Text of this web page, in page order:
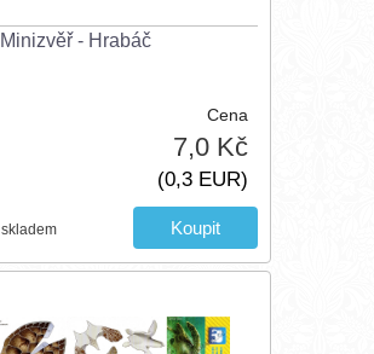
Minizvěř - Hrabáč
Cena
7,0 Kč
(0,3 EUR)
skladem